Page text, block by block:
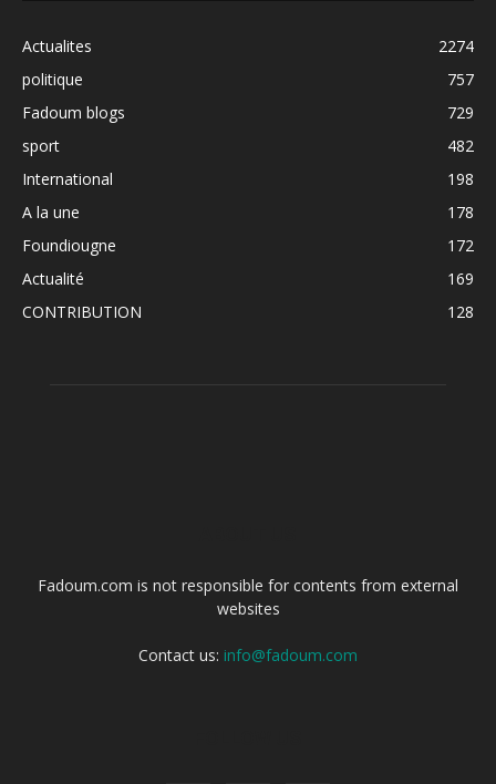
Actualites
2274
politique
757
Fadoum blogs
729
sport
482
International
198
A la une
178
Foundiougne
172
Actualité
169
CONTRIBUTION
128
Fadoum.com is not responsible for contents from external
websites
Contact us: info@fadoum.com